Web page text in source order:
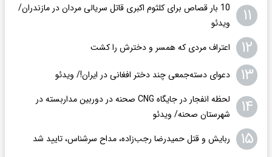
۱۱
10 بار قصاص برای کلثوم اکبری قاتل سریالی مردان در مازندران/
ویدئو
۱۲ اعتراف مردی که همسر و دخترش را کشت
۱۳ دعوای دسته‌جمعی چند دختر افغانی در ایران!/ ویدئو
۱۴
لحظه انفجار در جایگاه CNG صحنه در دوربین مداربسته در
شهرستان صحنه/ ویدئو
۱۵ ربایش و قتل حمیدرضا رجب‌زاده، مداح سرشناس، تایید شد